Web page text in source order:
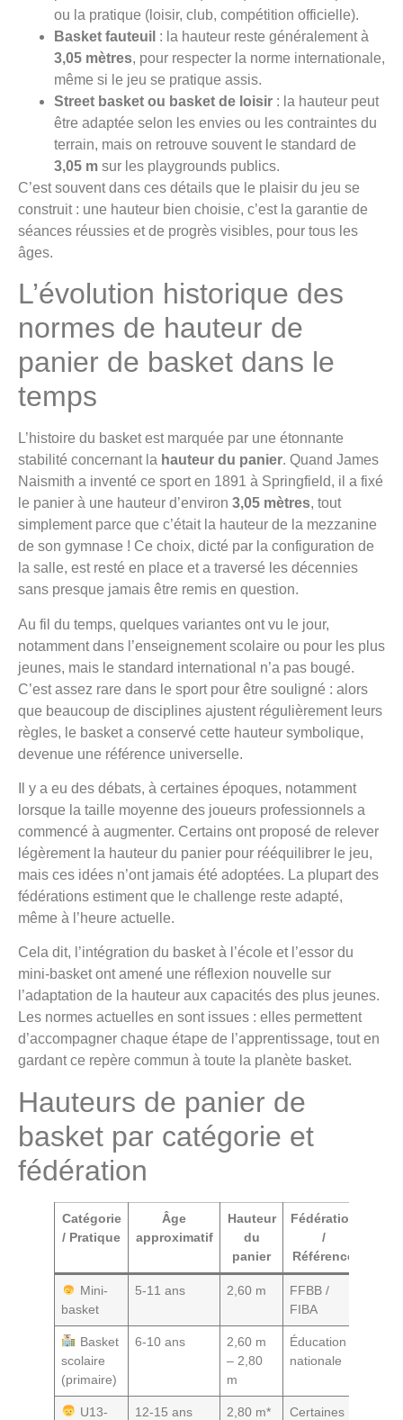
ou la pratique (loisir, club, compétition officielle).
Basket fauteuil : la hauteur reste généralement à
3,05 mètres, pour respecter la norme internationale,
même si le jeu se pratique assis.
Street basket ou basket de loisir : la hauteur peut
être adaptée selon les envies ou les contraintes du
terrain, mais on retrouve souvent le standard de
3,05 m sur les playgrounds publics.
C’est souvent dans ces détails que le plaisir du jeu se
construit : une hauteur bien choisie, c’est la garantie de
séances réussies et de progrès visibles, pour tous les
âges.
L’évolution historique des
normes de hauteur de
panier de basket dans le
temps
L’histoire du basket est marquée par une étonnante
stabilité concernant la hauteur du panier. Quand James
Naismith a inventé ce sport en 1891 à Springfield, il a fixé
le panier à une hauteur d’environ 3,05 mètres, tout
simplement parce que c’était la hauteur de la mezzanine
de son gymnase ! Ce choix, dicté par la configuration de
la salle, est resté en place et a traversé les décennies
sans presque jamais être remis en question.
Au fil du temps, quelques variantes ont vu le jour,
notamment dans l’enseignement scolaire ou pour les plus
jeunes, mais le standard international n’a pas bougé.
C’est assez rare dans le sport pour être souligné : alors
que beaucoup de disciplines ajustent régulièrement leurs
règles, le basket a conservé cette hauteur symbolique,
devenue une référence universelle.
Il y a eu des débats, à certaines époques, notamment
lorsque la taille moyenne des joueurs professionnels a
commencé à augmenter. Certains ont proposé de relever
légèrement la hauteur du panier pour rééquilibrer le jeu,
mais ces idées n’ont jamais été adoptées. La plupart des
fédérations estiment que le challenge reste adapté,
même à l’heure actuelle.
Cela dit, l’intégration du basket à l’école et l’essor du
mini-basket ont amené une réflexion nouvelle sur
l’adaptation de la hauteur aux capacités des plus jeunes.
Les normes actuelles en sont issues : elles permettent
d’accompagner chaque étape de l’apprentissage, tout en
gardant ce repère commun à toute la planète basket.
Hauteurs de panier de
basket par catégorie et
fédération
Catégorie
/ Pratique
Âge
approximatif
Hauteur
du
panier
Fédération
/
Référence
Mini-
basket
5-11 ans 2,60 m
FFBB /
FIBA
Basket
scolaire
(primaire)
6-10 ans
2,60 m
– 2,80
m
Éducation
nationale
U13-
12-15 ans 2,80 m*
Certaines